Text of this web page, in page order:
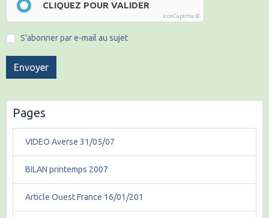
CLIQUEZ POUR VALIDER
IconCaptcha ©
S'abonner par e-mail au sujet
Envoyer
Pages
VIDEO Averse 31/05/07
BILAN printemps 2007
Article Ouest France 16/01/201